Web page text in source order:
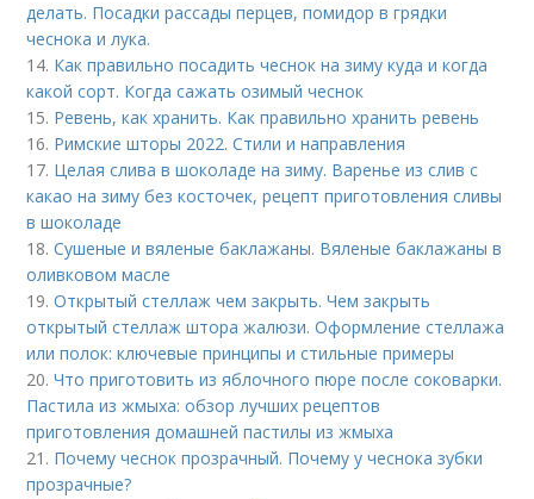
делать. Посадки рассады перцев, помидор в грядки
чеснока и лука.
14. Как правильно посадить чеснок на зиму куда и когда
какой сорт. Когда сажать озимый чеснок
15. Ревень, как хранить. Как правильно хранить ревень
16. Римские шторы 2022. Стили и направления
17. Целая слива в шоколаде на зиму. Варенье из слив с
какао на зиму без косточек, рецепт приготовления сливы
в шоколаде
18.Сушеные и вяленые баклажаны. Вяленые баклажаны в
оливковом масле
19.Открытый стеллаж чем закрыть. Чем закрыть
открытый стеллаж штора жалюзи. Оформление стеллажа
или полок: ключевые принципы и стильные примеры
20.Что приготовить из яблочного пюре после соковарки.
Пастила из жмыха: обзор лучших рецептов
приготовления домашней пастилы из жмыха
21. Почему чеснок прозрачный. Почему у чеснока зубки
прозрачные?